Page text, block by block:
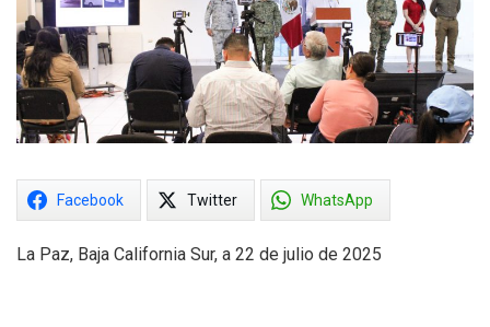
Facebook Twitter WhatsApp
La Paz, Baja California Sur, a 22 de julio de 2025